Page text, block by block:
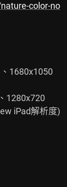
color-no
1680x1050
1280x720
iPad解析度)